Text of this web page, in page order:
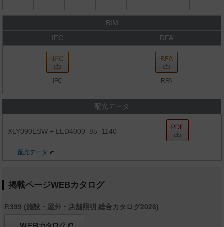
BIM
IFC
RFA
IFC RFA
配光データ
XLY090ESW + LED4000_85_1140
配光データ
掲載ページWEBカタログ
P.399 (施設・屋外・店舗照明 総合カタログ2026)